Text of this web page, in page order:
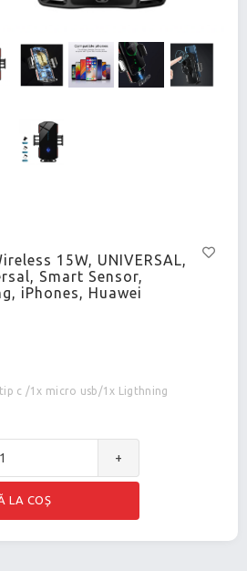
15W, UNIVERSAL,
Smart Sensor,
iPhones, Huawei
c /1x micro usb/1x Ligthning
+